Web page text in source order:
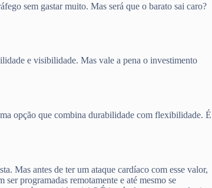
sem gastar muito. Mas será que o barato sai caro?
e visibilidade. Mas vale a pena o investimento
opção que combina durabilidade com flexibilidade. É
Mas antes de ter um ataque cardíaco com esse valor,
programadas remotamente e até mesmo se